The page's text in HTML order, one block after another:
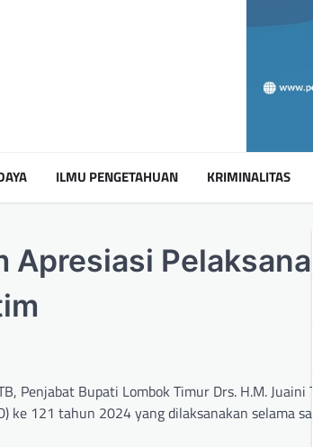
ILMU PENGETAHUAN KRIMINALITAS
Apresiasi
Penjabat Bupati Lombok Timur Drs. H.M.
ke 121 tahun 2024 yang dilaksanakan selama